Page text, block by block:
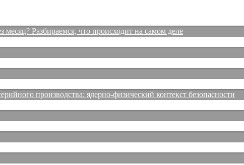
Разбираемся, что происходит на самом деле
производства: ядерно-физический контекст безопасности